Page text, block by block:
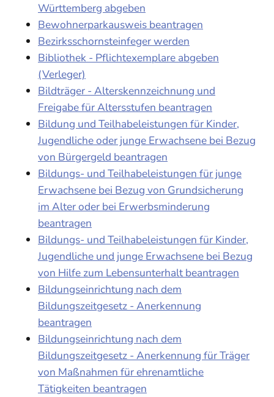
Württemberg abgeben
Bewohnerparkausweis beantragen
Bezirksschornsteinfeger werden
Bibliothek - Pflichtexemplare abgeben
(Verleger)
Bildträger - Alterskennzeichnung und
Freigabe für Altersstufen beantragen
Bildung und Teilhabeleistungen für Kinder,
Jugendliche oder junge Erwachsene bei Bezug
von Bürgergeld beantragen
Bildungs- und Teilhabeleistungen für junge
Erwachsene bei Bezug von Grundsicherung
im Alter oder bei Erwerbsminderung
beantragen
Bildungs- und Teilhabeleistungen für Kinder,
Jugendliche und junge Erwachsene bei Bezug
von Hilfe zum Lebensunterhalt beantragen
Bildungseinrichtung nach dem
Bildungszeitgesetz - Anerkennung
beantragen
Bildungseinrichtung nach dem
Bildungszeitgesetz - Anerkennung für Träger
von Maßnahmen für ehrenamtliche
Tätigkeiten beantragen